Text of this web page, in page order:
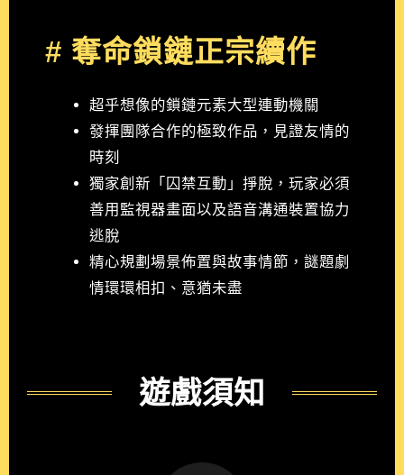
# 奪命鎖鏈正宗續作
超乎想像的鎖鏈元素大型連動機關
發揮團隊合作的極致作品，見證友情的
時刻
獨家創新「囚禁互動」掙脫，玩家必須
善用監視器畫面以及語音溝通裝置協力
逃脫
精心規劃場景佈置與故事情節，謎題劇
情環環相扣、意猶未盡
遊戲須知